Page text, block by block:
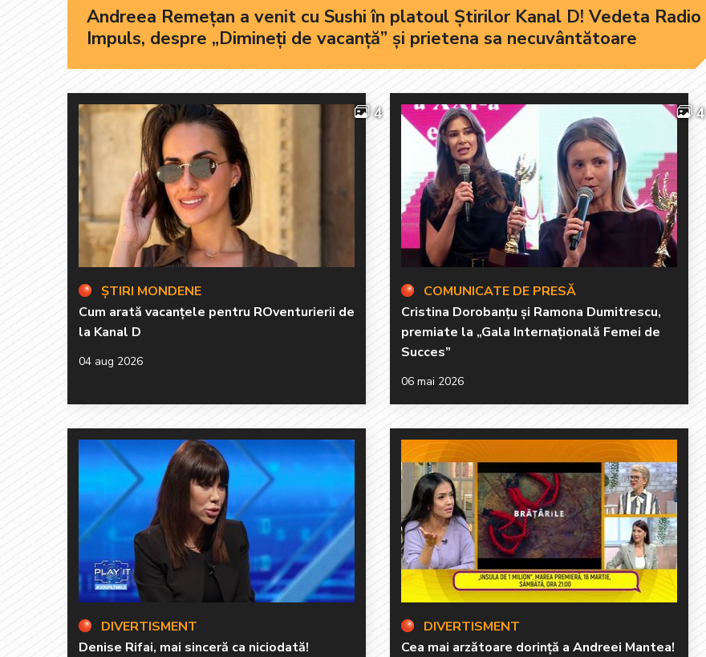
Andreea Remețan a venit cu Sushi în platoul Știrilor Kanal D! Vedeta Radio
Impuls, despre „Dimineți de vacanță” și prietena sa necuvântătoare
4
ȘTIRI MONDENE
Cum arată vacanțele pentru ROventurierii de
la Kanal D
04 aug 2026
4
COMUNICATE DE PRESĂ
Cristina Dorobanțu și Ramona Dumitrescu,
premiate la „Gala Internațională Femei de
Succes”
06 mai 2026
DIVERTISMENT
Denise Rifai, mai sinceră ca niciodată!
DIVERTISMENT
Cea mai arzătoare dorință a Andreei Mantea!